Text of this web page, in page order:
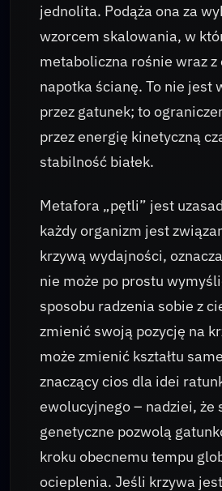
jednolita. Podąża ona za
wzorcem skalowania, w
metaboliczna rośnie wraz z
napotka ścianę. To nie jest
przez gatunek; to
przez energię kinetyczną
stabilność białek.
Metafora „pętli” jest
każdy organizm jest
krzywą wydajności,
nie może po prostu
sposobu radzenia sobie z
zmienić swoją pozycję na
może zmienić kształtu
znaczący cios dla idei
ewolucyjnego – nadziei, że
genetyczne pozwolą
kroku obecnemu tempu
ocieplenia. Jeśli krzywa